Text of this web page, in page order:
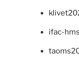
ifac-